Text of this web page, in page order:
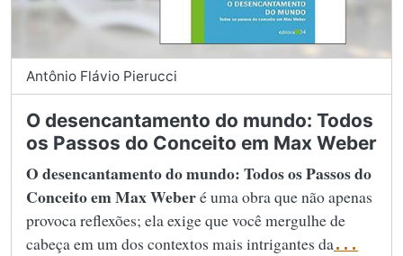
Antônio Flávio Pierucci
O desencantamento do mundo: Todos
os Passos do Conceito em Max Weber
O desencantamento do mundo: Todos os Passos do
Conceito em Max Weberé uma obra que não apenas
provoca reflexões; ela exige que você mergulhe de
cabeça em um dos contextos mais intrigantes da...